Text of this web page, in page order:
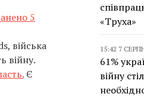
5
війська
війну.
Є
«Труха»
15:42 7
61%
війну